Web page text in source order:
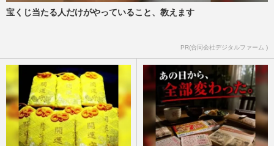
宝くじ当たる人だけがやっていること、教えます
PR(合同会社デジタルファーム )